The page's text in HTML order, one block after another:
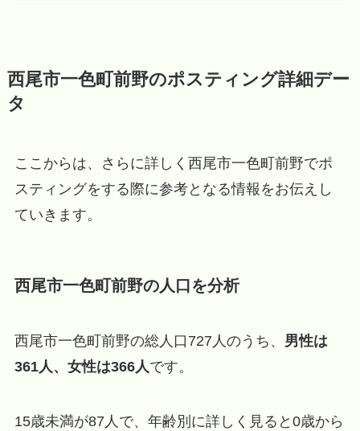
西尾市一色町前野のポスティング詳細デー
タ
ここからは、さらに詳しく西尾市一色町前野でポ
スティングをする際に参考となる情報をお伝えし
ていきます。
西尾市一色町前野の人口を分析
西尾市一色町前野の総人口727人のうち、 男性は
361人、女性は366人です。
15歳未満が87人で、年齢別に詳しく見ると0歳から